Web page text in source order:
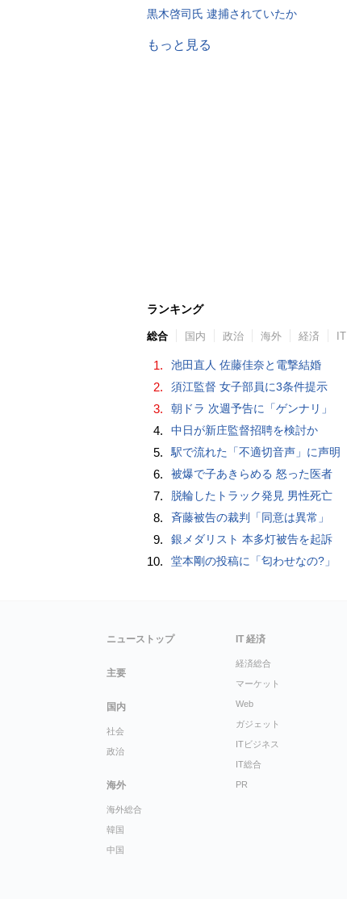
黒木啓司氏 逮捕されていたか
もっと見る
ランキング
総合 国内 政治 海外 経済 IT
1. 池田直人 佐藤佳奈と電撃結婚
2. 須江監督 女子部員に3条件提示
3. 朝ドラ 次週予告に「ゲンナリ」
4. 中日が新庄監督招聘を検討か
5. 駅で流れた「不適切音声」に声明
6. 被爆で子あきらめる 怒った医者
7. 脱輪したトラック発見 男性死亡
8. 斉藤被告の裁判「同意は異常」
9. 銀メダリスト 本多灯被告を起訴
10. 堂本剛の投稿に「匂わせなの?」
ニューストップ
主要
国内
社会
政治
海外
海外総合
韓国
中国
IT 経済
経済総合
マーケット
Web
ガジェット
ITビジネス
IT総合
PR